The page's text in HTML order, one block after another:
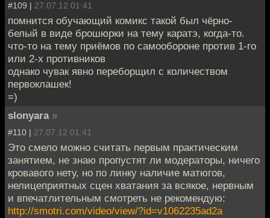
#109 | 27.07.12 01:41
помнится обучающий комикс такой был чёрно-
белый в виде брошюрки на тему каратэ, когда-то.
что-то на тему приёмов по самообороне против 1-го
или 2-х противников
однако чувак явно переборщил с количеством
первоклашек!
=)
slonyara »
#110 | 27.07.12 01:41
Это смело можно считать первым практическим
занятием, не знаю пропустят ли модераторы, ничего
кровавого нету, но по линку наличие матюгов,
нелицеприятных сцен хватания за всякое, нервным
и впечатлительным смотреть не рекомендую:
http://smotri.com/video/view/?id=v1062235ad2a